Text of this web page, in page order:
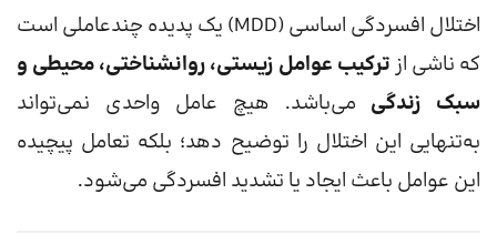
اختلال افسردگی اساسی (MDD) یک پدیده چندعاملی است
که ناشی از ترکیب عوامل زیستی، روانشناختی، محیطی و
سبک زندگی می‌باشد. هیچ عامل واحدی نمی‌تواند
به‌تنهایی این اختلال را توضیح دهد؛ بلکه تعامل پیچیده
این عوامل باعث ایجاد یا تشدید افسردگی می‌شود.